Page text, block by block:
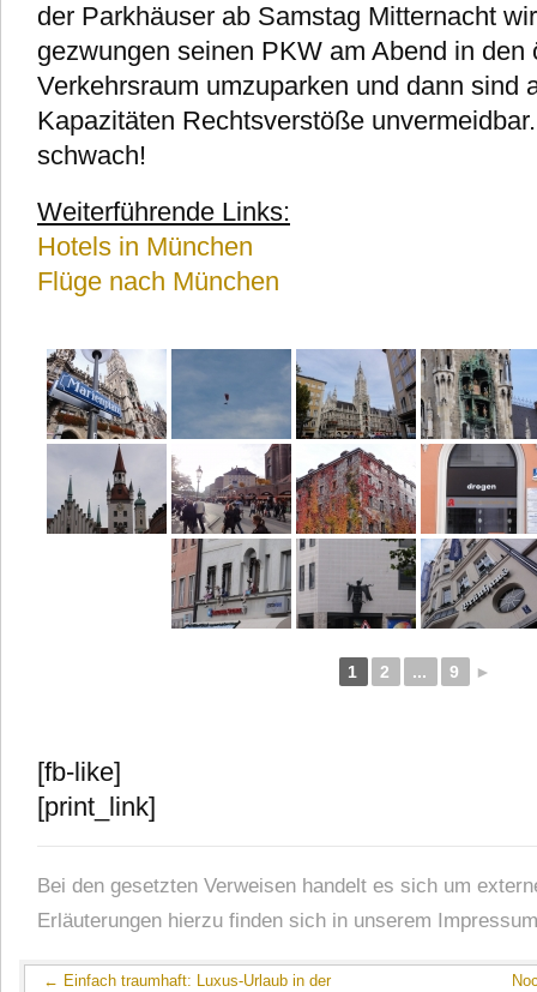
der Parkhäuser ab Samstag Mitternacht
gezwungen seinen PKW am Abend in den
Verkehrsraum umzuparken und dann sind
Kapazitäten Rechtsverstöße
schwach!
Weiterführende Links:
Hotels in München
Flüge nach München
1 2 ... 9 ►
[fb-like]
[print_link]
Bei den gesetzten Verweisen handelt es sich um
Erläuterungen hierzu finden sich in unserem
← Einfach traumhaft: Luxus-Urlaub in der